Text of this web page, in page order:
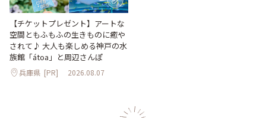
【チケットプレゼント】アートな
空間ともふもふの生きものに癒や
されて♪ 大人も楽しめる神戸の水
族館「átoa」と周辺さんぽ
兵庫県 [PR] 2026.08.07